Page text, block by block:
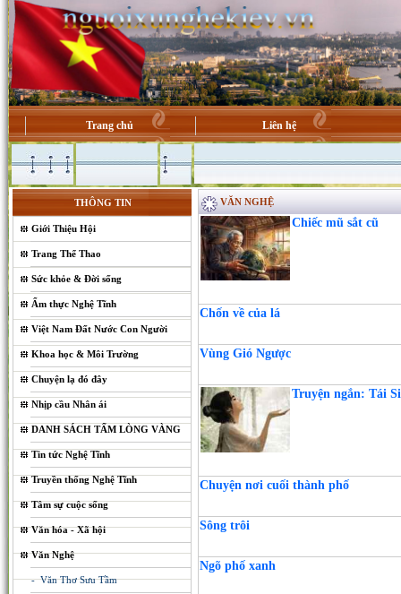
Trang chủ Liên hệ
THÔNG TIN
Giới Thiệu Hội
Trang Thể Thao
Sức khỏe & Đời sống
Ẩm thực Nghệ Tĩnh
Việt Nam Đất Nước Con Người
Khoa học & Môi Trường
Chuyện lạ đó đây
Nhịp cầu Nhân ái
DANH SÁCH TẤM LÒNG VÀNG
Tin tức Nghệ Tĩnh
Truyền thống Nghệ Tĩnh
Tâm sự cuộc sống
Văn hóa - Xã hội
Văn Nghệ
- Văn Thơ Sưu Tầm
VĂN NGHỆ
Chiếc mũ sắt cũ
Chốn về của lá
Vùng Gió Ngược
Truyện ngắn: Tái
Chuyện nơi cuối thành phố
Sông trôi
Ngõ phố xanh